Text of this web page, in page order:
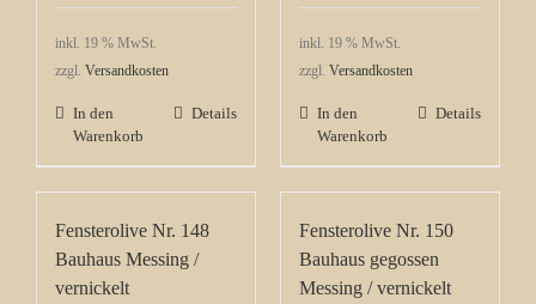
inkl. 19 % MwSt.
zzgl. Versandkosten
In den
Warenkorb
Details
inkl. 19 % MwSt.
zzgl. Versandkosten
In den
Warenkorb
Details
Fensterolive Nr. 148
Bauhaus Messing /
vernickelt
Fensterolive Nr. 150
Bauhaus gegossen
Messing / vernickelt